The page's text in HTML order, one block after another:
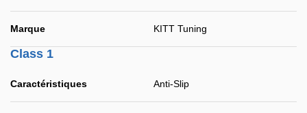
Marque KITT Tuning
Class 1
Caractéristiques Anti-Slip